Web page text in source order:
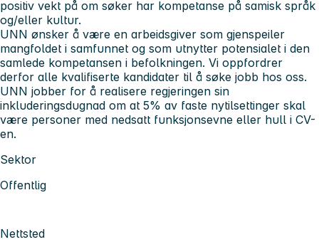
positiv vekt på om søker har kompetanse på samisk språk
og/eller kultur.
UNN ønsker å være en arbeidsgiver som gjenspeiler
mangfoldet i samfunnet og som utnytter potensialet i den
samlede kompetansen i befolkningen. Vi oppfordrer
derfor alle kvalifiserte kandidater til å søke jobb hos oss.
UNN jobber for å realisere regjeringen sin
inkluderingsdugnad om at 5% av faste nytilsettinger skal
være personer med nedsatt funksjonsevne eller hull i CV-
en.
Sektor
Offentlig
Nettsted